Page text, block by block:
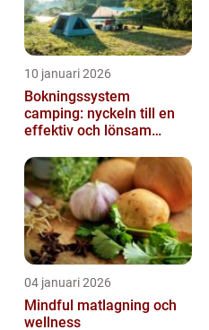
10 januari 2026
Bokningssystem
camping: nyckeln till en
effektiv och lönsam
04 januari 2026
Mindful matlagning och
wellness